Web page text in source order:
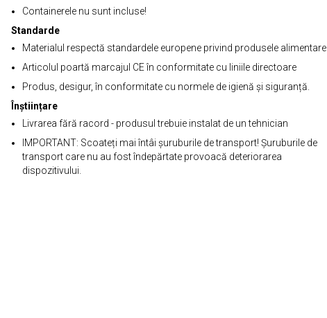
Containerele nu sunt incluse!
Standarde
Materialul respectă standardele europene privind produsele alimentare
Articolul poartă marcajul CE în conformitate cu liniile directoare
Produs, desigur, în conformitate cu normele de igienă și siguranță.
Înștiințare
Livrarea fără racord - produsul trebuie instalat de un tehnician
IMPORTANT: Scoateți mai întâi șuruburile de transport! Șuruburile de
transport care nu au fost îndepărtate provoacă deteriorarea
dispozitivului.